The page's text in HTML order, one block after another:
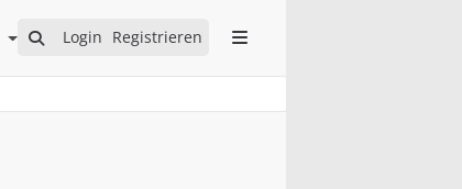
Login Registrieren
Open Internes Submenu